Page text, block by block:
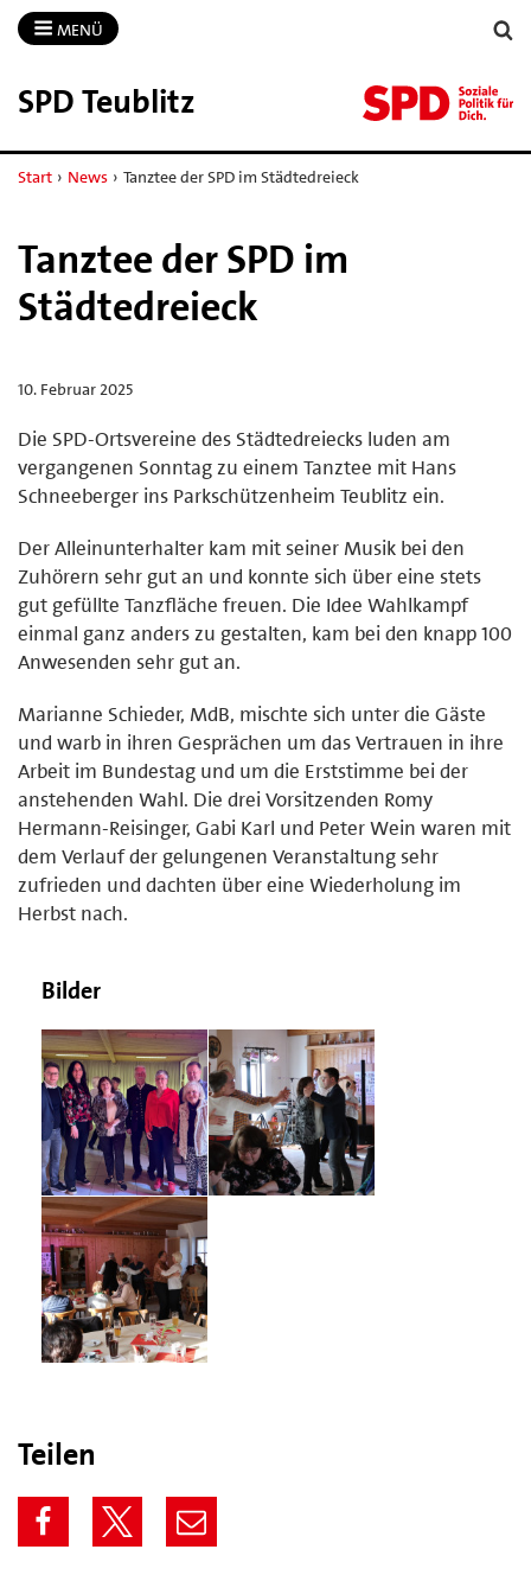
MENÜ
SPD Teublitz
Start › News › Tanztee der SPD im Städtedreieck
Tanztee der SPD im
Städtedreieck
10. Februar 2025
Die SPD-Ortsvereine des Städtedreiecks luden am
vergangenen Sonntag zu einem Tanztee mit Hans
Schneeberger ins Parkschützenheim Teublitz ein.
Der Alleinunterhalter kam mit seiner Musik bei den
Zuhörern sehr gut an und konnte sich über eine stets
gut gefüllte Tanzfläche freuen. Die Idee Wahlkampf
einmal ganz anders zu gestalten, kam bei den knapp 100
Anwesenden sehr gut an.
Marianne Schieder, MdB, mischte sich unter die Gäste
und warb in ihren Gesprächen um das Vertrauen in ihre
Arbeit im Bundestag und um die Erststimme bei der
anstehenden Wahl. Die drei Vorsitzenden Romy
Hermann-Reisinger, Gabi Karl und Peter Wein waren mit
dem Verlauf der gelungenen Veranstaltung sehr
zufrieden und dachten über eine Wiederholung im
Herbst nach.
Bilder
Teilen